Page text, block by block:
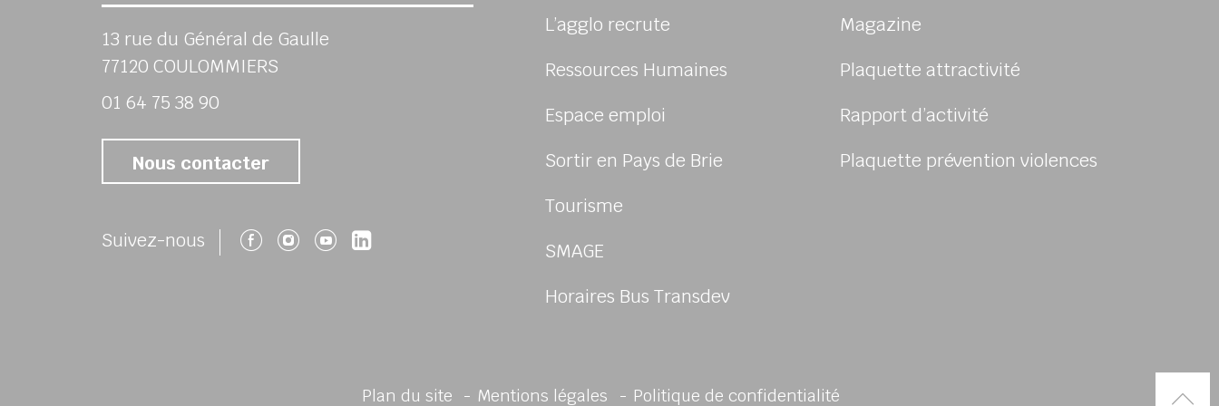
13 rue du Général de Gaulle
77120 COULOMMIERS
01 64 75 38 90
Nous contacter
Suivez-nous Suivez-nous sur Facebook
Suivez-nous sur Instagram
Suivez-nous sur Youtube
Suivez-nous sur Linkedin
L’agglo recrute
Ressources Humaines
Espace emploi
Sortir en Pays de Brie
Tourisme
SMAGE
Horaires Bus Transdev
Magazine
Plaquette attractivité
Rapport d’activité
Plaquette prévention violences
Plan du site Mentions légales Politique de confidentialité